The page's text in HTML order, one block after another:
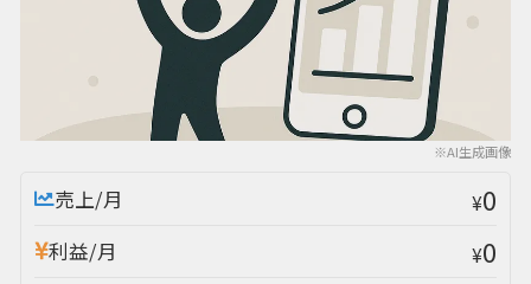
※AI生成画像
売上/月 ¥0
利益/月 ¥0